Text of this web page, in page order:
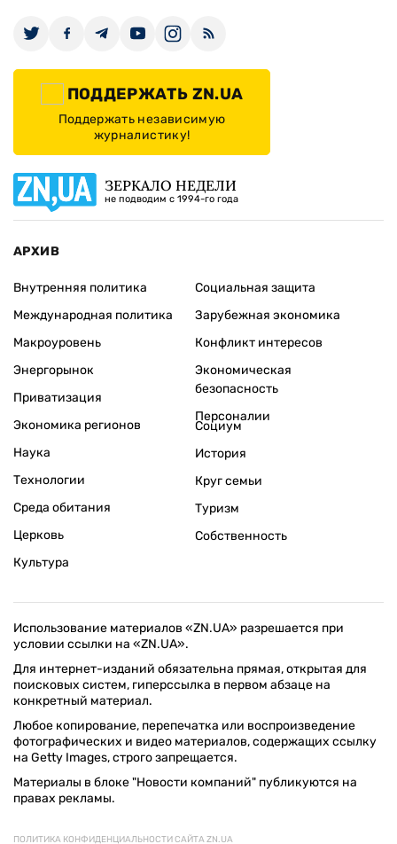
ПОДДЕРЖАТЬ ZN.UA
Поддержать независимую
журналистику!
ЗЕРКАЛО НЕДЕЛИ
не подводим с 1994-го года
АРХИВ
Внутренняя политика
Международная политика
Макроуровень
Энергорынок
Приватизация
Экономика регионов
Социальная защита
Зарубежная экономика
Конфликт интересов
Экономическая
безопасность
Персоналии
Наука
Технологии
Среда обитания
Церковь
Культура
Социум
История
Круг семьи
Туризм
Собственность
Использование материалов «ZN.UA» разрешается при
условии ссылки на «ZN.UA».
Для интернет-изданий обязательна прямая, открытая для
поисковых систем, гиперссылка в первом абзаце на
конкретный материал.
Любое копирование, перепечатка или воспроизведение
фотографических и видео материалов, содержащих ссылку
на Getty Images, строго запрещается.
Материалы в блоке "Новости компаний" публикуются на
правах рекламы.
ПОЛИТИКА КОНФИДЕНЦИАЛЬНОСТИ САЙТА ZN.UA